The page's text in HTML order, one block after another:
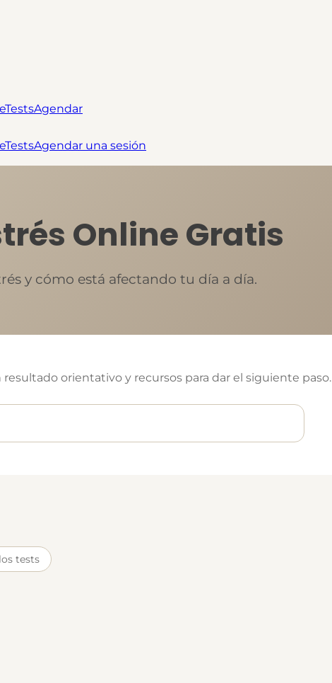
TestsAgendar
TestsAgendar una sesión
Online Gratis
y cómo está afectando tu día a día.
orientativo y recursos para dar el siguiente paso.
tests